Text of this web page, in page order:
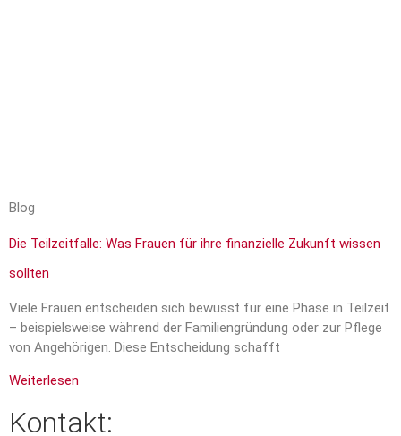
Blog
Die Teilzeitfalle: Was Frauen für ihre finanzielle Zukunft wissen
sollten
Viele Frauen entscheiden sich bewusst für eine Phase in Teilzeit
– beispielsweise während der Familiengründung oder zur Pflege
von Angehörigen. Diese Entscheidung schafft
Weiterlesen
Kontakt: